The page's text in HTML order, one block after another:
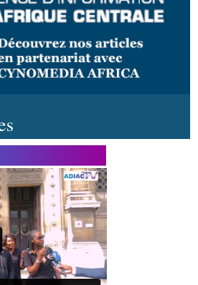
catholique : le Scéam
africaine à l’horizon 2031
migratoire : l’UE salue
et de l’Espagne